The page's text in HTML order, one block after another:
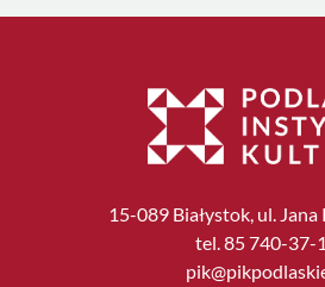
15-089 Białystok, ul.
tel. 85 740-37-